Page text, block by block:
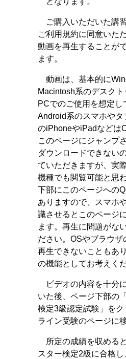
ご購入いただいた講
ご利用規約に同意いた
動画を再生することが
ます。
動画は、基本的に
Macintosh系のデスク
PCでのご使用を想定し
Android系のスマホやタ
のiPhoneやiPadなどは
このページにジャンプ
ダウンロードできない
ていただきますが、実
機種でも閲覧可能と思
下部にこのページへの
ありますので、スマホ
識させるとこのページ
ます。再生に問題がな
ださい。OSやブラウザ
再生できないこともあ
の機能としてお考えくだ
ビデオの内容を十分
いた後、ページ下部の
検定3級認定試験」を
ライン受験のページに
所定の成績を収める
スター検定2級に合格